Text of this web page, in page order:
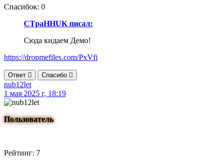
Спасибок: 0
CTpaHHUK писал:
Сюда кидаем Демо!
https://dropmefiles.com/PxVfi
Ответ Спасибо
nub12let
1 мая 2025 г, 18:19
Пользователь
Рейтинг: 7